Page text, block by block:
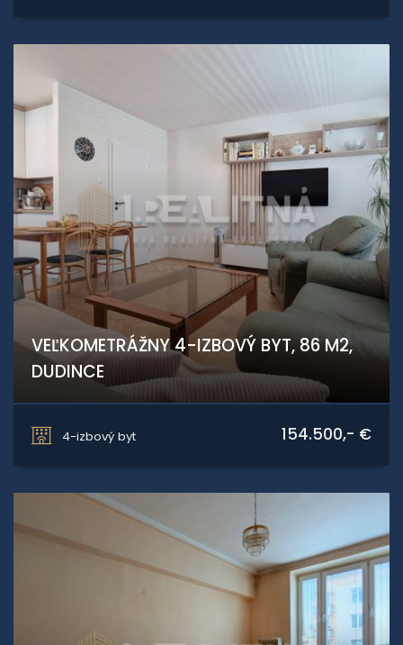
VEĽKOMETRÁŽNY 4-IZBOVÝ BYT, 86 M2,
DUDINCE
4-izbový byt
154.500,- €